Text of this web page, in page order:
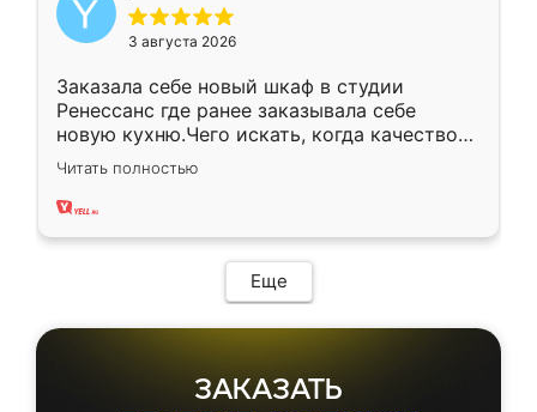
3 августа 2026
Заказала себе новый шкаф в студии
Ренессанс где ранее заказывала себе
новую кухню.Чего искать, когда качеством
вполне довольна. Служит кухня уже почти
два года, нареканий нет.
Читать полностью
Еще
ЗАКАЗАТЬ